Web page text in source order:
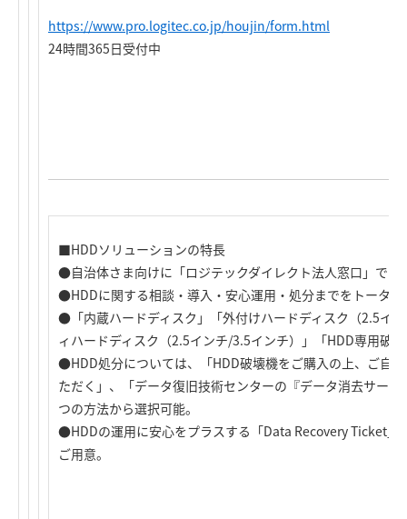
https://www.pro.logitec.co.jp/houjin/form.html
24時間365日受付中
■HDDソリューションの特長
●自治体さま向けに「ロジテックダイレクト法人窓口」で
●HDDに関する相談・導入・安心運用・処分までをトータ
●「内蔵ハードディスク」「外付けハードディスク（2.5イ
ィハードディスク（2.5インチ/3.5インチ）」「HDD専用破
●HDD処分については、「HDD破壊機をご購入の上、ご自
ただく」、「データ復旧技術センターの『データ消去サー
つの方法から選択可能。
●HDDの運用に安心をプラスする「Data Recovery Ticket」
ご用意。